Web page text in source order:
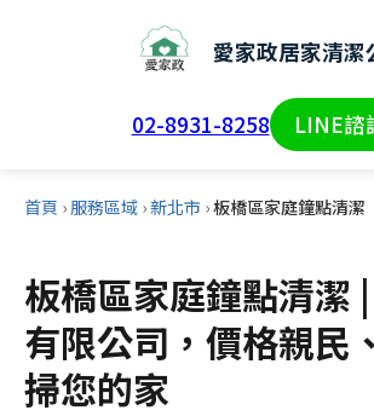
愛家政居家清潔
02-8931-8258 LINE諮
首頁 › 服務區域 ›新北市 ›板橋區家庭鐘點清潔
板橋區家庭鐘點清潔
有限公司，價格親民
掃您的家